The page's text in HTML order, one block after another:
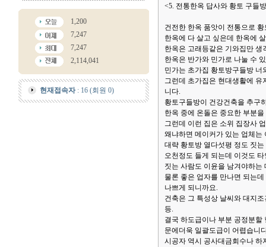
1,200
7,247
7,247
2,114,041
현재접속자: 16 (회원 0)
<5. 전통한옥 답사와 황토 구들
건전한 한옥 품앗이 전통으로
한옥에 다 살고 싶은데 한옥에
한옥은 고래등같은 기와집만 생
한옥은 반가와 민가로 나눌 수
민가는 초가집 황토방구들방 너
그런데 초가집은 현대생활에
니다.
황토구들방이 건강건축을 추구
한옥 중에 온돌은 중요한 부분
그런데 이런 집은 소위 집장사
왜냐하면 메이커가 있는 업체는
대략 황토방 열다섯평 정도 짓
오천정도 들게 되는데 이것도
짓는 사람도 이윤을 남겨야하
물론 좋은 업자를 만나면 되는
나쁘게 되니까요.
건축은 그 특성상 날씨와 대지
등.
결국 하도급이나 부분 공정분
문에더욱 일괄도급이 어렵습니
시공자 역시 공사대금회수나 하